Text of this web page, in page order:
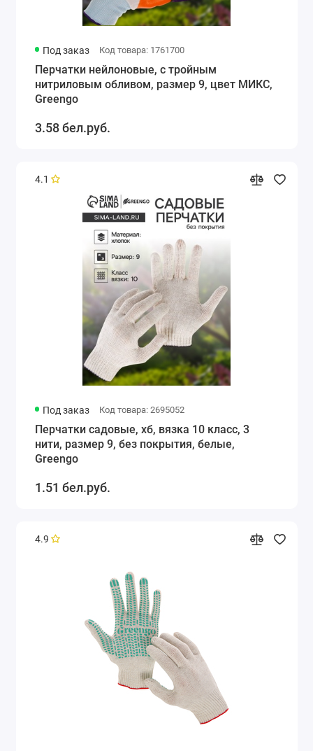
Под заказ Код товара: 1761700
Перчатки нейлоновые, с тройным
нитриловым обливом, размер 9, цвет МИКС,
Greengo
3.58 бел.руб.
4.1
Под заказ Код товара: 2695052
Перчатки садовые, хб, вязка 10 класс, 3
нити, размер 9, без покрытия, белые,
Greengo
1.51 бел.руб.
4.9